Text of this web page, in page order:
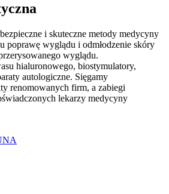
i skuteczne metody medycyny
poprawę wyglądu i odmłodzenie skóry
wyglądu.
hialuronowego, biostymulatory,
autologiczne. Sięgamy
renomowanych firm, a zabiegi
lekarzy medycyny